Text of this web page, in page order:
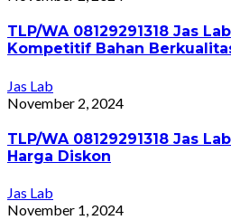
TLP/WA 08129291318 Jas
Kompetitif Bahan
Jas Lab
November 2, 2024
TLP/WA 08129291318 Jas
Harga Diskon
Jas Lab
November 1, 2024